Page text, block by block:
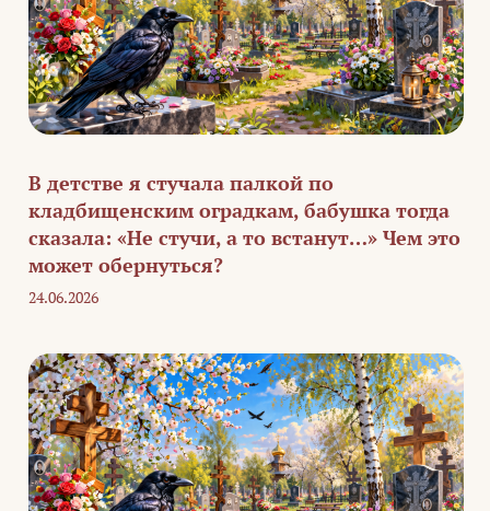
В детстве я стучала палкой по
кладбищенским оградкам, бабушка тогда
сказала: «Не стучи, а то встанут…» Чем это
может обернуться?
24.06.2026